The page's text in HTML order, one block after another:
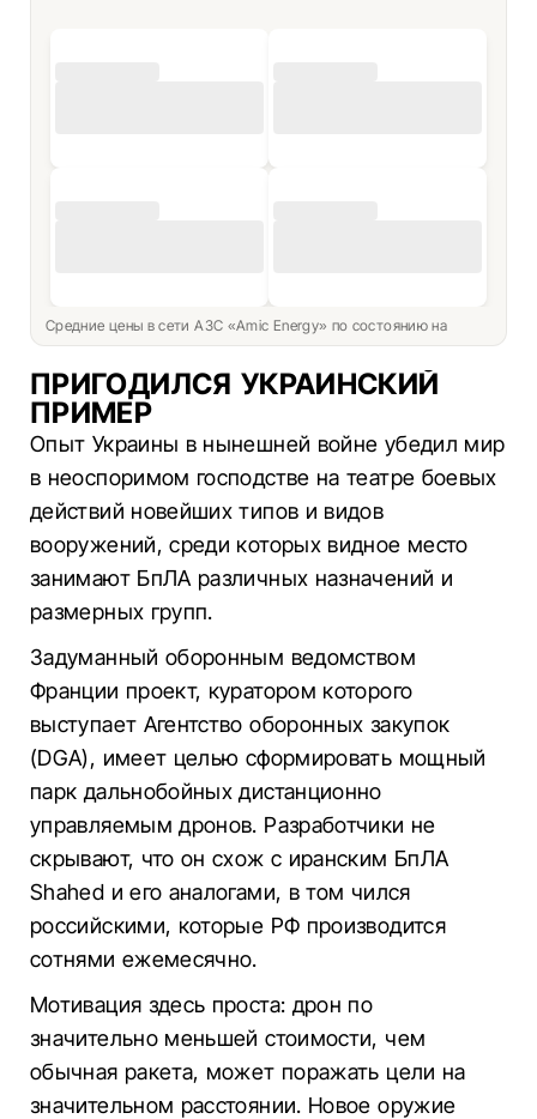
Средние цены в сети АЗС «Amic Energy» по состоянию на
ПРИГОДИЛСЯ УКРАИНСКИЙ
ПРИМЕР
Опыт Украины в нынешней войне убедил мир
в неоспоримом господстве на театре боевых
действий новейших типов и видов
вооружений, среди которых видное место
занимают БпЛА различных назначений и
размерных групп.
Задуманный оборонным ведомством
Франции проект, куратором которого
выступает Агентство оборонных закупок
(DGA), имеет целью сформировать мощный
парк дальнобойных дистанционно
управляемым дронов. Разработчики не
скрывают, что он схож с иранским БпЛА
Shahed и его аналогами, в том чился
российскими, которые РФ производится
сотнями ежемесячно.
Мотивация здесь проста: дрон по
значительно меньшей стоимости, чем
обычная ракета, может поражать цели на
значительном расстоянии. Новое оружие